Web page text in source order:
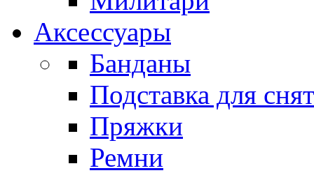
Аксессуары
Банданы
Подставка для
Пряжки
Ремни